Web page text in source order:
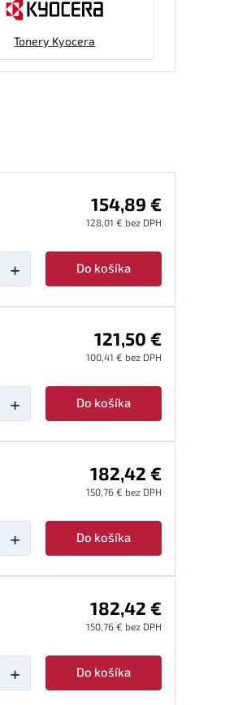
Tonery Kyocera
154,89 €
128,01 € bez DPH
+ Do košíka
121,50 €
100,41 € bez DPH
+ Do košíka
182,42 €
150,76 € bez DPH
+ Do košíka
182,42 €
150,76 € bez DPH
+ Do košíka